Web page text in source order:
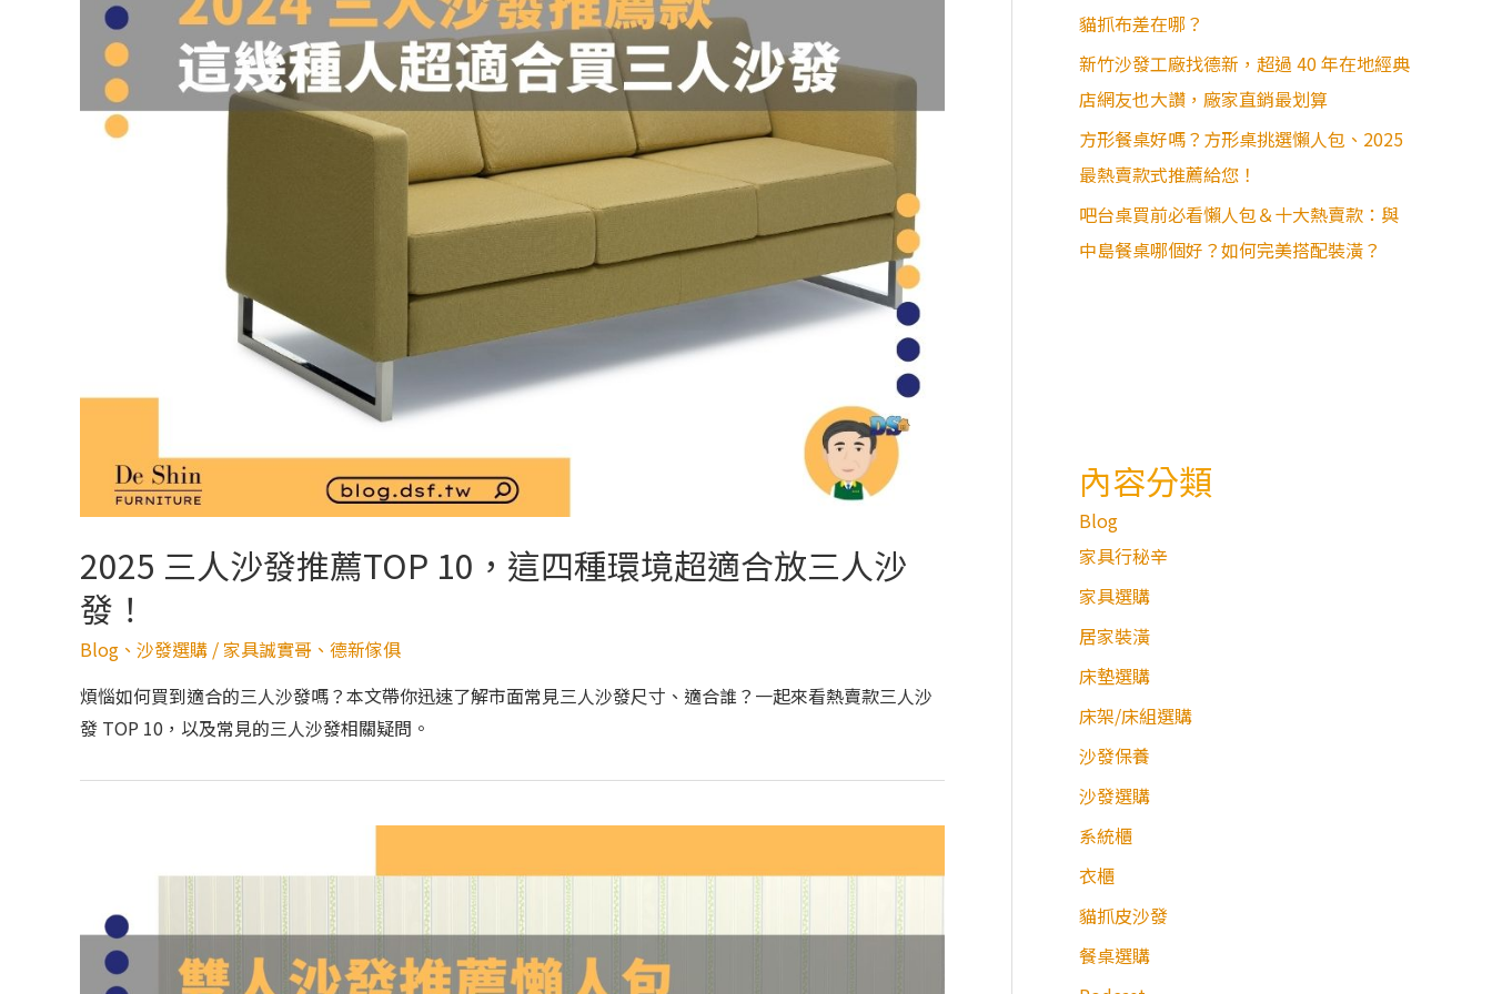
2025 三人沙發推薦TOP 10，這四種環境超適合放三人沙
發！
Blog 、 沙發選購 / 家具誠實哥 、 德新傢俱
煩惱如何買到適合的三人沙發嗎？本文帶你迅速了解市面常見三人沙發尺寸、適合誰？一起來看熱賣款三人沙
發 TOP 10，以及常見的三人沙發相關疑問。
貓抓布差在哪？
新竹沙發工廠找德新，超過 40 年在地經典
店網友也大讚，廠家直銷最划算
方形餐桌好嗎？方形桌挑選懶人包、2025
最熱賣款式推薦給您！
吧台桌買前必看懶人包＆十大熱賣款：與
中島餐桌哪個好？如何完美搭配裝潢？
內容分類
Blog
家具行秘辛
家具選購
居家裝潢
床墊選購
床架/床組選購
沙發保養
沙發選購
系統櫃
衣櫃
貓抓皮沙發
餐桌選購